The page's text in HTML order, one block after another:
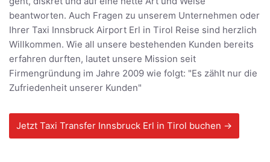
beantworten. Auch Fragen zu unserem Unternehmen oder
Ihrer Taxi Innsbruck Airport Erl in Tirol Reise sind herzlich
Willkommen. Wie all unsere bestehenden Kunden bereits
erfahren durften, lautet unsere Mission seit
Firmengründung im Jahre 2009 wie folgt: "Es zählt nur die
Zufriedenheit unserer Kunden"
Jetzt Taxi Transfer Innsbruck Erl in Tirol buchen →